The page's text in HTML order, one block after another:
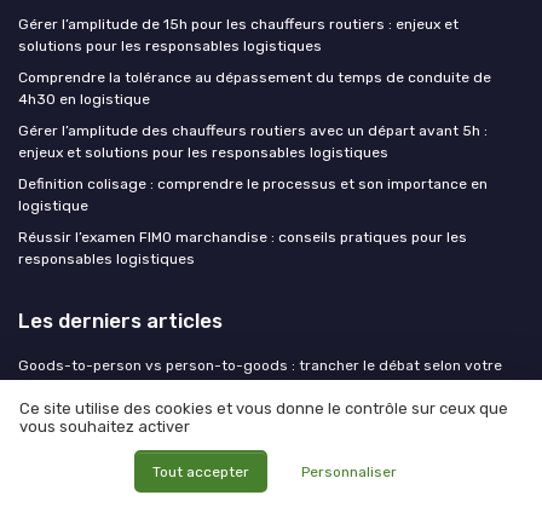
Gérer l’amplitude de 15h pour les chauffeurs routiers : enjeux et
solutions pour les responsables logistiques
Comprendre la tolérance au dépassement du temps de conduite de
4h30 en logistique
Gérer l’amplitude des chauffeurs routiers avec un départ avant 5h :
enjeux et solutions pour les responsables logistiques
Definition colisage : comprendre le processus et son importance en
logistique
Réussir l’examen FIMO marchandise : conseils pratiques pour les
responsables logistiques
Les derniers articles
Goods-to-person vs person-to-goods : trancher le débat selon votre
Le 3PL de demain sera-t-il un armateur ? La convergence maritime-
Structurer la gestion documentaire en entreprise pour automatiser les
processus logistiques
Ce site utilise des cookies et vous donne le contrôle sur ceux que
vous souhaitez activer
Tout accepter Personnaliser